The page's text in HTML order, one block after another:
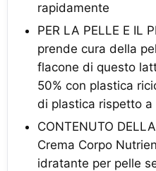
rapidamente
PER LA PELLE E IL
prende cura della
flacone di questo
50% con plastica
di plastica rispetto a
CONTENUTO
Crema Corpo
idratante per pelle